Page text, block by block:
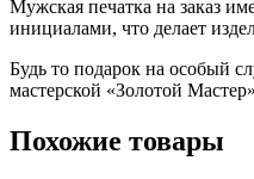
Мужская печатка на заказ
инициалами, что делает
Будь то подарок на особый
мастерской «Золотой
Похожие товары